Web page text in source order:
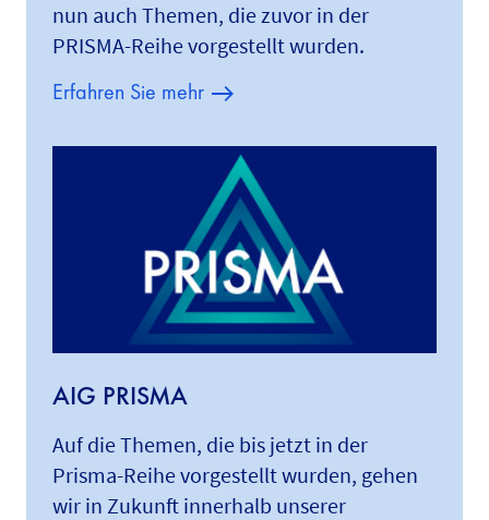
nun auch Themen, die zuvor in der
PRISMA-Reihe vorgestellt wurden.
Erfahren Sie mehr
AIG PRISMA
Auf die Themen, die bis jetzt in der
Prisma-Reihe vorgestellt wurden, gehen
wir in Zukunft innerhalb unserer